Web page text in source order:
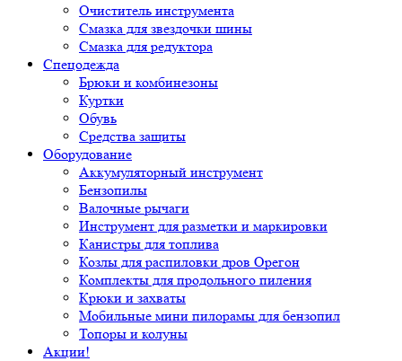
Очиститель инструмента
Смазка для звездочки шины
Смазка для редуктора
Спецодежда
Брюки и комбинезоны
Куртки
Обувь
Средства защиты
Оборудование
Аккумуляторный инструмент
Бензопилы
Валочные рычаги
Инструмент для разметки и маркировки
Канистры для топлива
Козлы для распиловки дров Орегон
Комплекты для продольного пиления
Крюки и захваты
Мобильные мини пилорамы для бензопил
Топоры и колуны
Акции!